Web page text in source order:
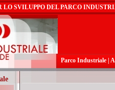
LO SVILUPPO DEL PARCO
Parco Industriale